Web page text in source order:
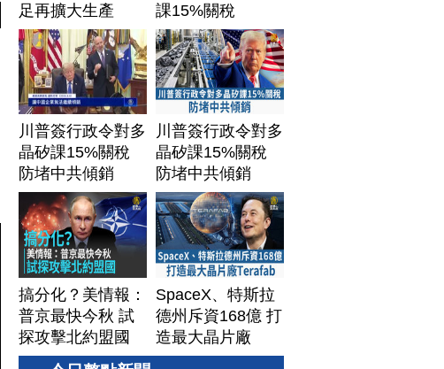
足再擴大生產
課15%關稅
川普簽行政令對多
晶矽課15%關稅
防堵中共傾銷
川普簽行政令對多
晶矽課15%關稅
防堵中共傾銷
搞分化？美情報：
普京最快今秋 試
探攻擊北約盟國
SpaceX、特斯拉
德州斥資168億 打
造最大晶片廠
Terafab